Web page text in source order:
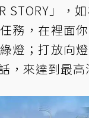
STORY」，
務，在裡面
燈；打放向
，來達到最高